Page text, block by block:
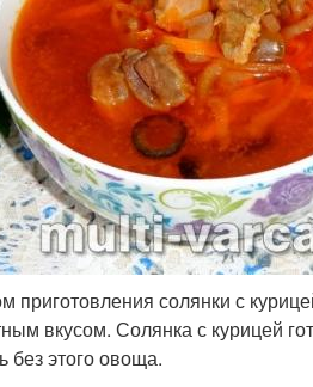
приготовления солянки с
вкусом. Солянка с курицей
без этого овоща.